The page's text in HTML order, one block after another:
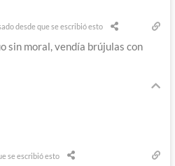
desde que se escribió esto
sin moral, vendía brújulas con
se escribió esto